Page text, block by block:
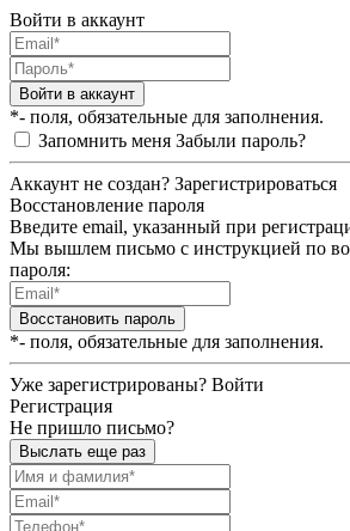
Войти в аккаунт
Войти в аккаунт
*- поля, обязательные для заполнения.
Запомнить меня Забыли пароль?
Аккаунт не создан? Зарегистрироваться
Восстановление пароля
Введите email, указанный при
Мы вышлем письмо с инструкцией по
пароля:
Восстановить пароль
*- поля, обязательные для заполнения.
Уже зарегистрированы? Войти
Регистрация
Не пришло письмо?
Выслать еще раз